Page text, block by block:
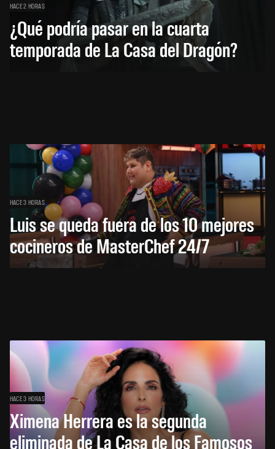
HACE 2 HORAS
¿Qué podría pasar en la cuarta
temporada de La Casa del Dragón?
HACE 3 HORAS
Luis se queda fuera de los 10 mejores
cocineros de MasterChef 24/7
HACE 3 HORAS
Ximena Herrera es la segunda
eliminada de La Casa de los Famosos